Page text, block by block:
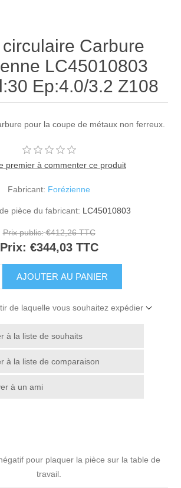
Carbure
LC45010803
Ep:4.0/3.2 Z108
pour la coupe de métaux non ferreux.
premier à commenter ce produit
Fabricant: Forézienne
pièce du fabricant: LC45010803
Prix public: €412,26 TTC
Prix: €344,03 TTC
de laquelle vous souhaitez expédier
pour plaquer la pièce sur la table de
travail.